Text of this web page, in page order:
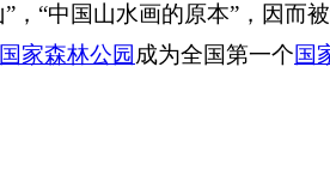
，“中国山水画的原本”，因而
国家森林公园 成为全国第一个国